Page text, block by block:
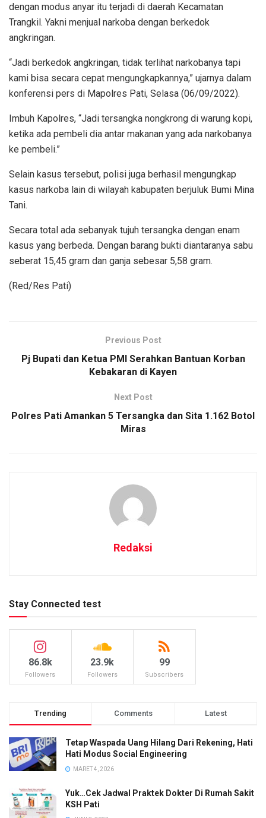
dengan modus anyar itu terjadi di daerah Kecamatan
Trangkil. Yakni menjual narkoba dengan berkedok
angkringan.
“Jadi berkedok angkringan, tidak terlihat narkobanya tapi
kami bisa secara cepat mengungkapkannya,” ujarnya dalam
konferensi pers di Mapolres Pati, Selasa (06/09/2022).
Imbuh Kapolres, “Jadi tersangka nongkrong di warung kopi,
ketika ada pembeli dia antar makanan yang ada narkobanya
ke pembeli.”
Selain kasus tersebut, polisi juga berhasil mengungkap
kasus narkoba lain di wilayah kabupaten berjuluk Bumi Mina
Tani.
Secara total ada sebanyak tujuh tersangka dengan enam
kasus yang berbeda. Dengan barang bukti diantaranya sabu
seberat 15,45 gram dan ganja sebesar 5,58 gram.
(Red/Res Pati)
Previous Post
Pj Bupati dan Ketua PMI Serahkan Bantuan Korban
Kebakaran di Kayen
Next Post
Polres Pati Amankan 5 Tersangka dan Sita 1.162 Botol
Miras
Redaksi
Stay Connected test
86.8k
Followers
23.9k
Followers
99
Subscribers
Trending Comments Latest
Tetap Waspada Uang Hilang Dari Rekening, Hati
Hati Modus Social Engineering
MARET 4, 2026
Yuk…Cek Jadwal Praktek Dokter Di Rumah Sakit
KSH Pati